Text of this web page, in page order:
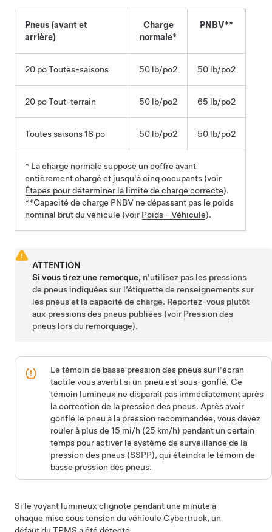
Pneus (avant et
arrière)
Charge
normale*
PNBV**
20 po Toutes-saisons 50 lb/po2 50 lb/po2
20 po Tout-terrain 50 lb/po2 65 lb/po2
Toutes saisons 18 po 50 lb/po2 50 lb/po2
* La charge normale suppose un coffre avant
entièrement chargé et jusqu'à cinq occupants (voir
Étapes pour déterminer la limite de charge correcte).
**Capacité de charge PNBV ne dépassant pas le poids
nominal brut du véhicule (voir Poids - Véhicule).
ATTENTION
Si vous tirez une remorque, n'utilisez pas les pressions
de pneus indiquées sur l’étiquette de renseignements sur
les pneus et la capacité de charge. Reportez-vous plutôt
aux pressions des pneus publiées (voir Pression des
pneus lors du remorquage).
Le témoin de basse pression des pneus sur l'écran
tactile vous avertit si un pneu est sous-gonflé. Ce
témoin lumineux ne disparaît pas immédiatement après
la correction de la pression des pneus. Après avoir
gonflé le pneu à la pression recommandée, vous devez
rouler à plus de 15 mi/h (25 km/h) pendant un certain
temps pour activer le système de surveillance de la
pression des pneus (SSPP), qui éteindra le témoin de
basse pression des pneus.
Si le voyant lumineux clignote pendant une minute à
chaque mise sous tension du véhicule Cybertruck, un
défaut du TPMS a été détecté.